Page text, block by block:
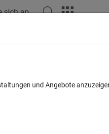
sich an
und Angebote